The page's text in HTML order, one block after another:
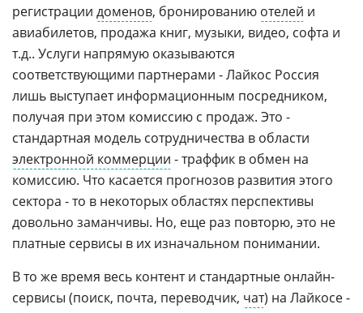
регистрации доменов, бронированию отелей и
авиабилетов, продажа книг, музыки, видео, софта и
т.д.. Услуги напрямую оказываются
соответствующими партнерами - Лайкос Россия
лишь выступает информационным посредником,
получая при этом комиссию с продаж. Это -
стандартная модель сотрудничества в области
электронной коммерции - траффик в обмен на
комиссию. Что касается прогнозов развития этого
сектора - то в некоторых областях перспективы
довольно заманчивы. Но, еще раз повторю, это не
платные сервисы в их изначальном понимании.
В то же время весь контент и стандартные онлайн-
сервисы (поиск, почта, переводчик, чат) на Лайкосе -